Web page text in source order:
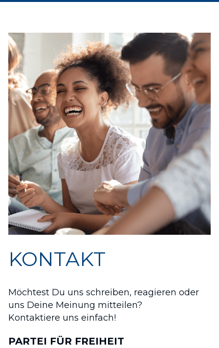
KONTAKT
Möchtest Du uns schreiben, reagieren oder
uns Deine Meinung mitteilen?
Kontaktiere uns einfach!
PARTEI FÜR FREIHEIT